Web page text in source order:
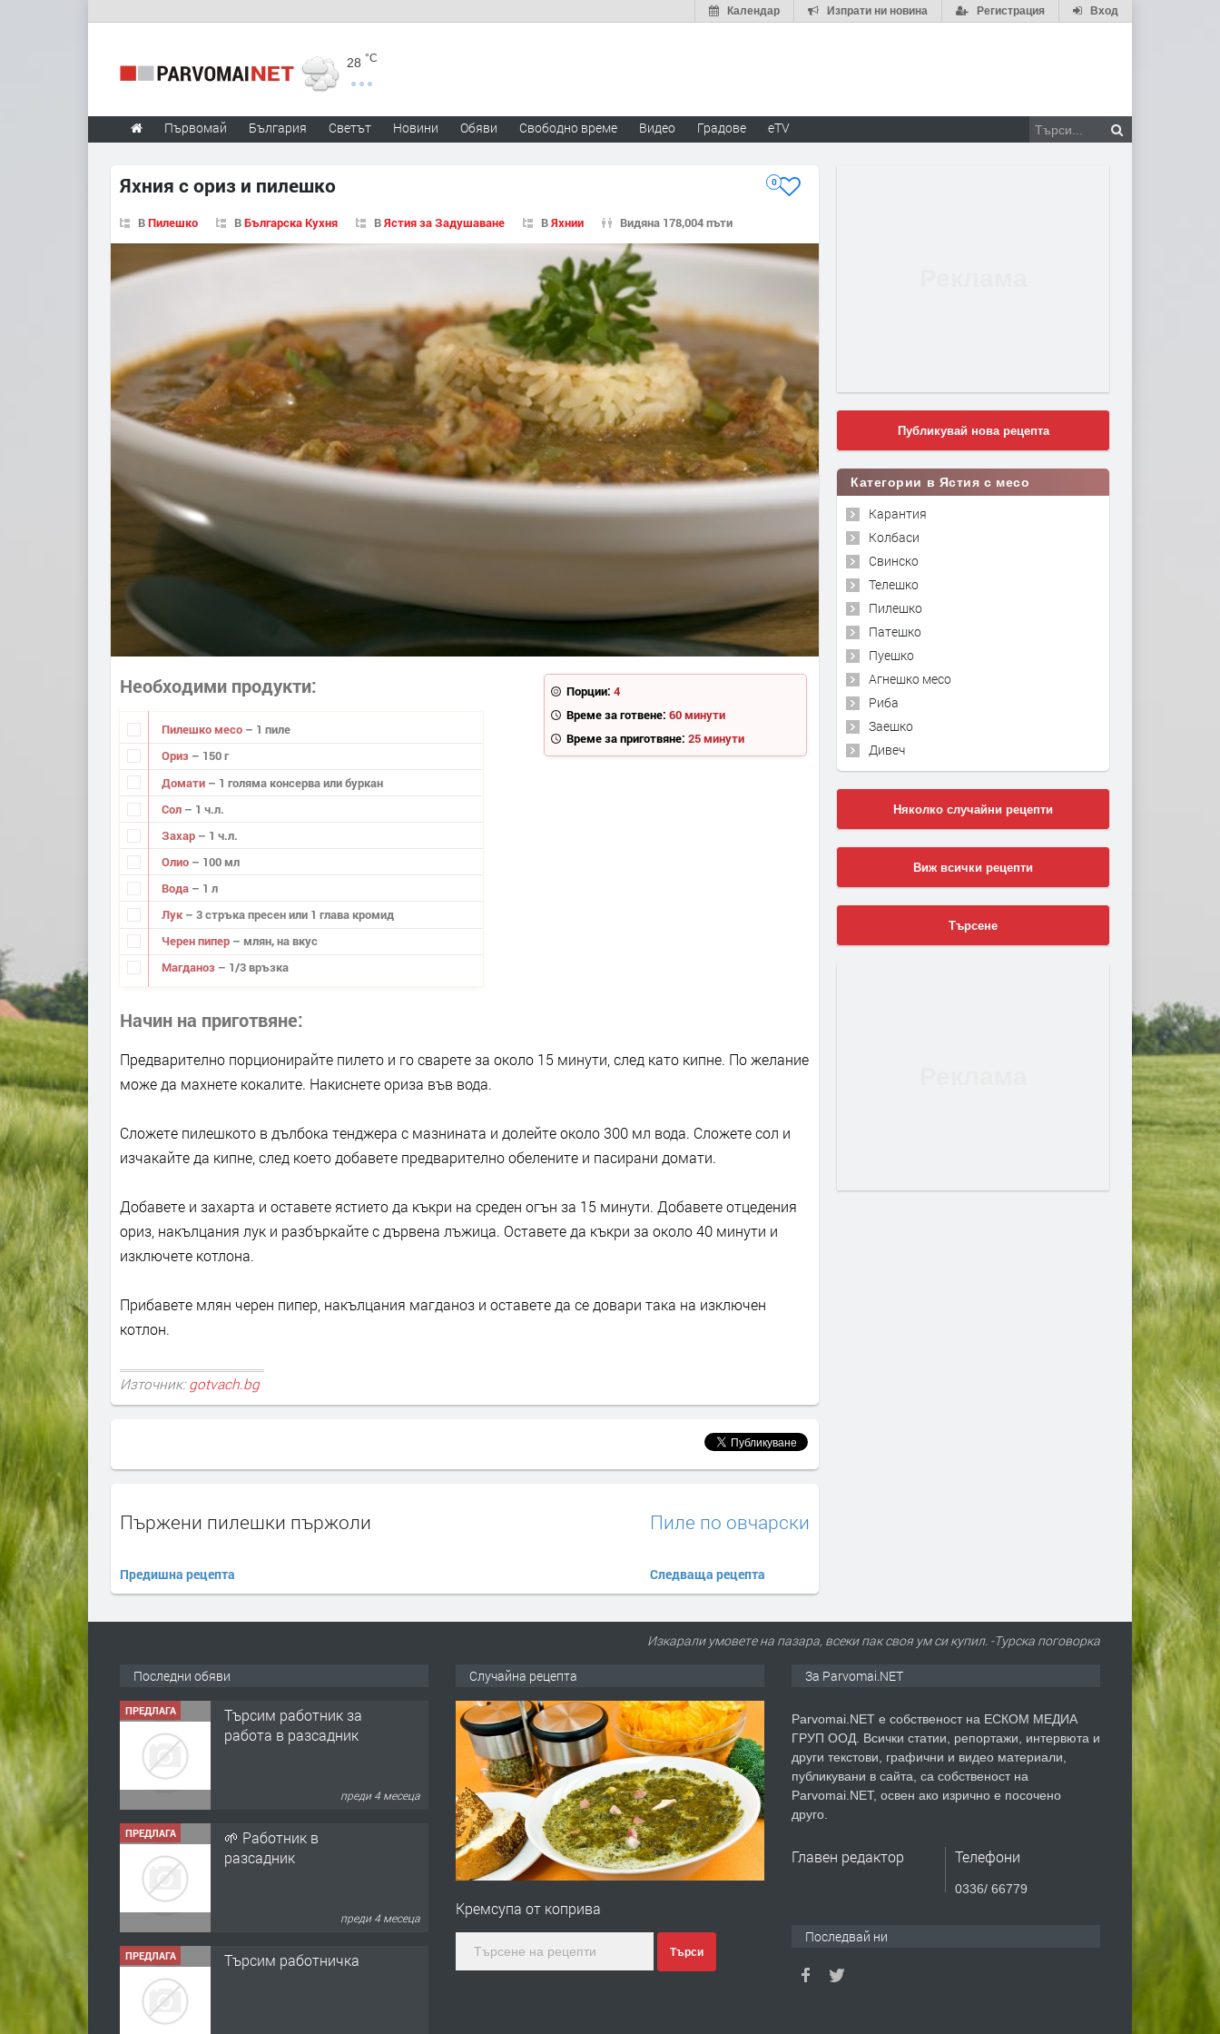
Вход
Регистрация
Изпрати ни новина
Календар
28 °C
Първомай България Светът Новини Обяви Свободно време Видео Градове eTV
Яхния с ориз и пилешко 0
ВПилешко ВБългарска Кухня ВЯстия за Задушаване ВЯхнии Видяна 178,004 пъти
Порции: 4
Време за готвене: 60 минути
Време за приготвяне: 25 минути
Необходими продукти
Пилешко месо – 1 пиле
Ориз – 150 г
Домати – 1 голяма консерва или буркан
Сол – 1 ч.л.
Захар – 1 ч.л.
Олио – 100 мл
Вода – 1 л
Лук – 3 стръка пресен или 1 глава кромид
Черен пипер – млян, на вкус
Магданоз – 1/3 връзка
Начин на приготвяне
Предварително порционирайте пилето и го сварете за около 15 минути, след като кипне. По желание
може да махнете кокалите. Накиснете ориза във вода.
Сложете пилешкото в дълбока тенджера с мазнината и долейте около 300 мл вода. Сложете сол и
изчакайте да кипне, след което добавете предварително обелените и пасирани домати.
Добавете и захарта и оставете ястието да къкри на среден огън за 15 минути. Добавете отцедения
ориз, накълцания лук и разбъркайте с дървена лъжица. Оставете да къкри за около 40 минути и
изключете котлона.
Прибавете млян черен пипер, накълцания магданоз и оставете да се довари така на изключен
котлон.
Източник: gotvach.bg
Пържени пилешки пържоли
Предишна рецепта
Пиле по овчарски
Следваща рецепта
Публикувай нова рецепта
Категории в Ястия с месо
Карантия
Колбаси
Свинско
Телешко
Пилешко
Патешко
Пуешко
Агнешко месо
Риба
Заешко
Дивеч
Няколко случайни рецепти
Виж всички рецепти
Търсене
Изкарали умовете на пазара, всеки пак своя ум си купил. -Турска поговорка
Последни обяви
ПРЕДЛАГА
Търсим работник за
работа в разсадник
преди 4 месеца
ПРЕДЛАГА
🌱 Работник в
разсадник
преди 4 месеца
ПРЕДЛАГА Търсим работничка
Случайна рецепта
Кремсупа от коприва
Търси
За Parvomai.NET
Parvomai.NET е собственост на ЕСКОМ МЕДИА
ГРУП ООД. Всички статии, репортажи, интервюта и
други текстови, графични и видео материали,
публикувани в сайта, са собственост на
Parvomai.NET, освен ако изрично е посочено
друго.
Главен редактор Телефони
0336/ 66779
Последвай ни